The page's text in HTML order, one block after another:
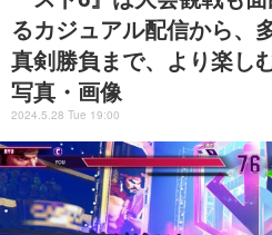
るカジュアル配信から、
真剣勝負まで、より楽し
写真・画像
2024.5.28 Tue 19:00